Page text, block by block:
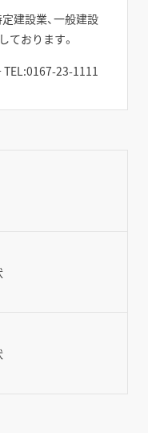
建設業、一般建設
ております。
23-1111